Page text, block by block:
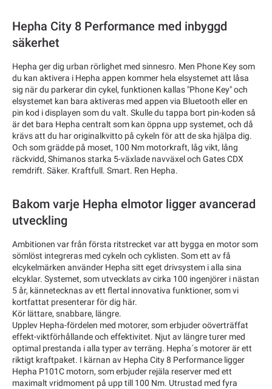
Hepha City 8 Performance med inbyggd
säkerhet
Hepha ger dig urban rörlighet med sinnesro. Men Phone Key som
du kan aktivera i Hepha appen kommer hela elsystemet att låsa
sig när du parkerar din cykel, funktionen kallas "Phone Key" och
elsystemet kan bara aktiveras med appen via Bluetooth eller en
pin kod i displayen som du valt. Skulle du tappa bort pin-koden så
är det bara Hepha centralt som kan öppna upp systemet, och då
krävs att du har originalkvitto på cykeln för att de ska hjälpa dig.
Och som grädde på moset, 100 Nm motorkraft, låg vikt, lång
räckvidd, Shimanos starka 5-växlade navväxel och Gates CDX
remdrift. Säker. Kraftfull. Smart. Ren Hepha.
Bakom varje Hepha elmotor ligger avancerad
utveckling
Ambitionen var från första ritstrecket var att bygga en motor som
sömlöst integreras med cykeln och cyklisten. Som ett av få
elcykelmärken använder Hepha sitt eget drivsystem i alla sina
elcyklar. Systemet, som utvecklats av cirka 100 ingenjörer i nästan
5 år, kännetecknas av ett flertal innovativa funktioner, som vi
kortfattat presenterar för dig här.
Kör lättare, snabbare, längre.
Upplev Hepha-fördelen med motorer, som erbjuder oöverträffat
effekt-viktförhållande och effektivitet. Njut av längre turer med
optimal prestanda i alla typer av terräng. Hepha´s motorer är ett
riktigt kraftpaket. I kärnan av Hepha City 8 Performance ligger
Hepha P101C motorn, som erbjuder rejäla reserver med ett
maximalt vridmoment på upp till 100 Nm. Utrustad med fyra